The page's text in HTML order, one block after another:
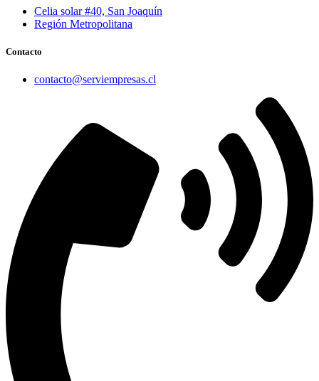
Celia solar #40, San Joaquín
Región Metropolitana
Contacto
contacto@serviempresas.cl